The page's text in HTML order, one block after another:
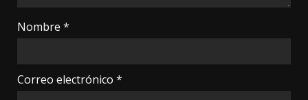
Nombre *
Correo electrónico *